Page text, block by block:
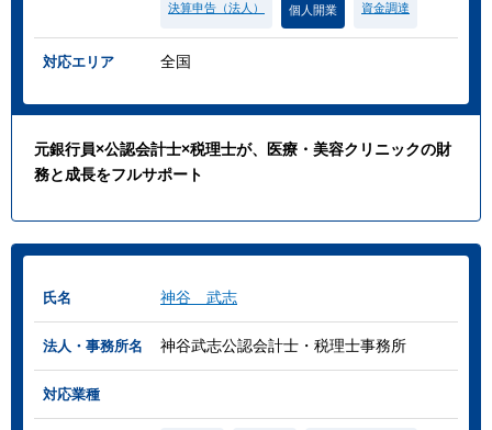
決算申告（法人） 個人開業 資金調達
対応エリア 全国
元銀行員×公認会計士×税理士が、医療・美容クリニックの財
務と成長をフルサポート
氏名 神谷 武志
法人・事務所名 神谷武志公認会計士・税理士事務所
対応業種